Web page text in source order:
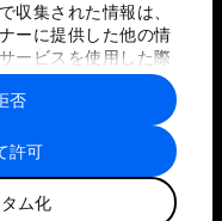
収集された情報は、
ーに提供した他の情
ービスを使用した際
み合わされ、各パー
れることがありま
許可
ム化
否
利用規約
ーラム